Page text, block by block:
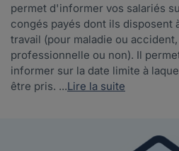
permet d'informer vos salariés
congés payés dont ils disposent
travail (pour maladie ou
professionnelle ou non). Il
informer sur la date limite à
être pris. ...Lire la suite